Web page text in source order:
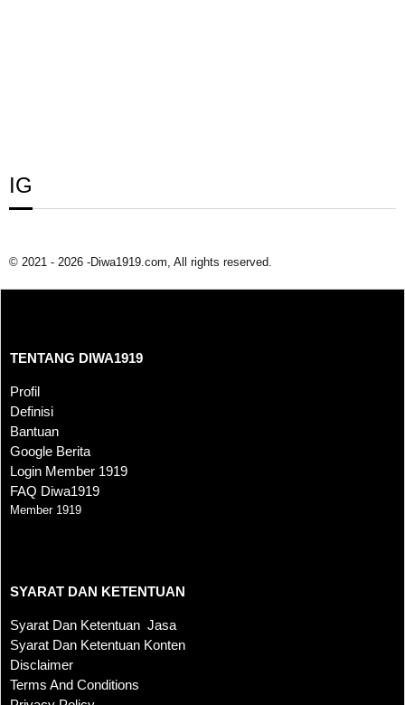
IG
© 2021 - 2026 -Diwa1919.com, All rights reserved.
TENTANG DIWA1919
Profil
Definisi
Bantuan
Google Berita
Login Member 1919
FAQ Diwa1919
Member 1919
SYARAT DAN KETENTUAN
Syarat Dan Ketentuan Jasa
Syarat Dan Ketentuan Konten
Disclaimer
Terms And Conditions